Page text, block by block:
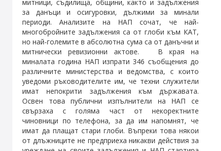
митници, съдилища, общини, както и задължения
за данъци и осигуровки, дължими за минали
периоди. Анализите на НАП сочат, че най-
многобройните задължения са от глоби към КАТ,
но най-големите в абсолютна сума са от данъчни и
митнически ревизионни актове. В края на
миналата година НАП изпрати 346 съобщения до
различните министерства и ведомства, с които
уведоми ръководителите им, че техни служители
имат непокрити задължения към държавата.
Освен това публични изпълнители на НАП се
свързаха с голяма част от некоректните
чиновници по телефона, за да им напомнят, че
имат да плащат стари глоби. Въпреки това някои
от длъжниците не предприеха никакви действия за